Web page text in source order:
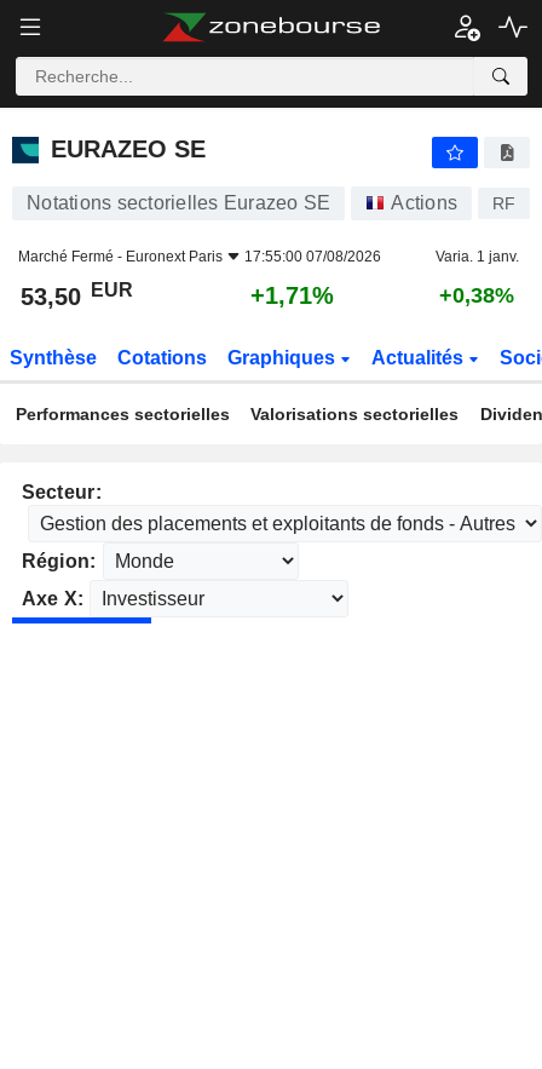
EURAZEO SE
EURAZEO SE
Notations sectorielles Eurazeo SE Actions RF
Marché Fermé - Euronext Paris 17:55:00 07/08/2026 Varia. 1 janv.
53,50 EUR +1,71% +0,38%
Synthèse Cotations Graphiques Actualités
Performances sectorielles Valorisations sectorielles
Secteur:
Région:
Axe X: